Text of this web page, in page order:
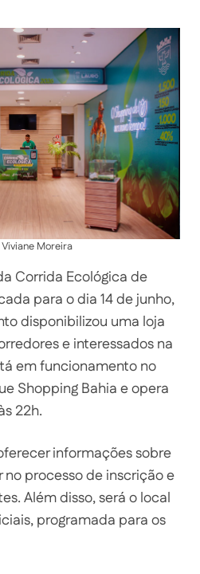
Moreira
Corrida Ecológica de
para o dia 14 de junho,
disponibilizou uma loja
e interessados na
em funcionamento no
Shopping Bahia e opera
22h.
informações sobre
processo de inscrição e
Além disso, será o local
programada para os